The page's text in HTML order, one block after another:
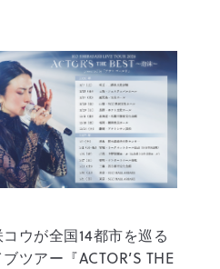
ウが全国14都市を巡る
ツアー『ACTOR’S THE